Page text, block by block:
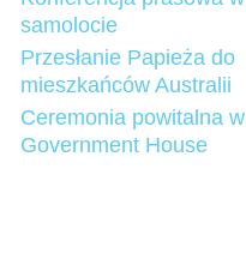
samolocie
Przesłanie Papieża do
mieszkańców Australii
Ceremonia powitalna w
Government House